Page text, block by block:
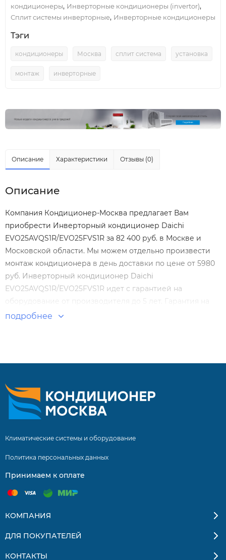
кондиционеры, Инверторные кондиционеры (invertor),
Сплит системы инверторные, Инверторные кондиционеры
Тэги
кондиционеры Москва сплит система установка
монтаж инверторные
Описание Характеристики Отзывы (0)
Описание
Компания Кондиционер-Москва предлагает Вам
приобрести Инверторный кондиционер Daichi
EVO25AVQS1R/EVO25FVS1R за 82 400 руб. в Москве и
Московской области. Мы можем отдельно произвести
монтаж кондиционера в день доставки по цене от 5980
руб. Инверторный кондиционер Daichi
EVO25AVQS1R/EVO25FVS1R идет с гарантией на
оборудование от производителя до 5 лет. Гарантия на
монтаж Инверторный кондиционер Daichi
Доставка по Москве и России.
подробнее
Климатические системы и оборудование
Политика персональных данных
Принимаем к оплате
КОМПАНИЯ
ДЛЯ ПОКУПАТЕЛЕЙ
КОНТАКТЫ